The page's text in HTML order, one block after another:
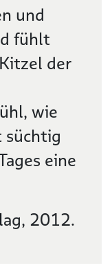
und
fühlt
der
wie
süchtig
eine
2012.